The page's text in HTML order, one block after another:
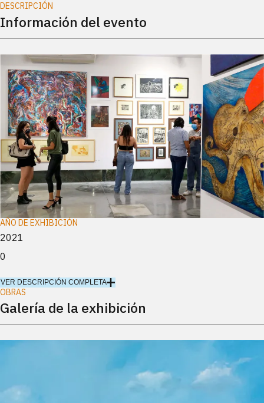
DESCRIPCIÓN
Información del evento
AÑO DE EXHIBICIÓN
2021
0
VER DESCRIPCIÓN COMPLETA
OBRAS
Galería de la exhibición